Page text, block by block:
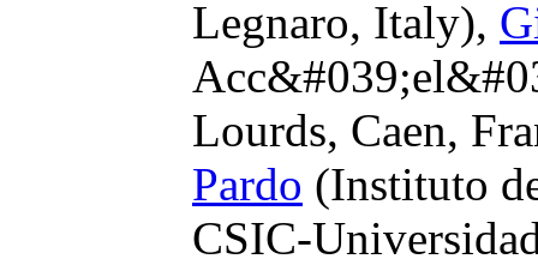
Legnaro, Italy),
Lourds, Caen,
Pardo (Instituto
CSIC-